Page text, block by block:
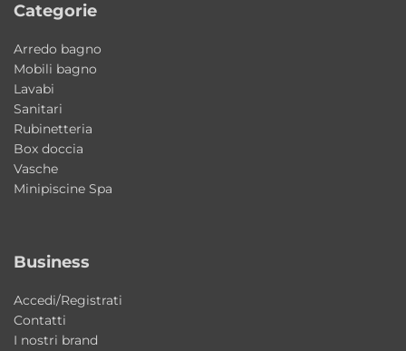
• 6 getti Whirlpool
• 12 getti Airpool
• Sonda di livello
La versione IDRO-TECNO abbina il
massaggio Whirlpool alla tecnologia Airpool,
offrendo un’esperienza wellness ancora più
completa e avvolgente.
La vasca è realizzata in
semplice da mantenere nel tempo. La
superficie liscia garantisce facilità di pulizia e
Categorie
Arredo bagno
Mobili bagno
Lavabi
Sanitari
Rubinetteria
Box doccia
Vasche
Minipiscine Spa
Business
Accedi/Registrati
Contatti
I nostri brand